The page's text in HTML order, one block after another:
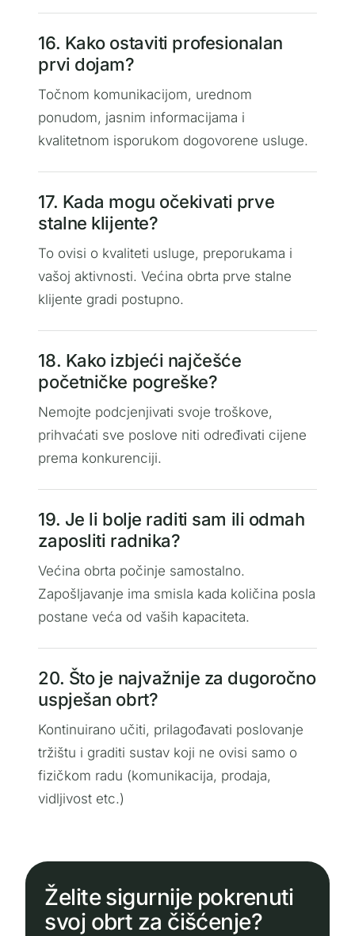
16. Kako ostaviti profesionalan
prvi dojam?
Točnom komunikacijom, urednom
ponudom, jasnim informacijama i
kvalitetnom isporukom dogovorene usluge.
17. Kada mogu očekivati prve
stalne klijente?
To ovisi o kvaliteti usluge, preporukama i
vašoj aktivnosti. Većina obrta prve stalne
klijente gradi postupno.
18. Kako izbjeći najčešće
početničke pogreške?
Nemojte podcjenjivati svoje troškove,
prihvaćati sve poslove niti određivati cijene
prema konkurenciji.
19. Je li bolje raditi sam ili odmah
zaposliti radnika?
Većina obrta počinje samostalno.
Zapošljavanje ima smisla kada količina posla
postane veća od vaših kapaciteta.
20. Što je najvažnije za dugoročno
uspješan obrt?
Kontinuirano učiti, prilagođavati poslovanje
tržištu i graditi sustav koji ne ovisi samo o
fizičkom radu (komunikacija, prodaja,
vidljivost etc.)
Želite sigurnije pokrenuti
svoj obrt za čišćenje?